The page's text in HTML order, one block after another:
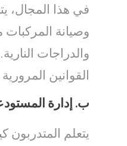
في هذا المجال،
وصيانة
والدراجات
القوانين
ب. إدارة
يتعلم المتدربون